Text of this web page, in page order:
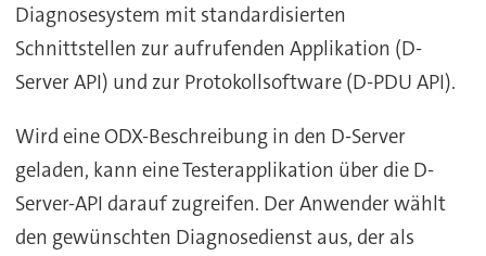
Diagnosesystem mit standardisierten
Schnittstellen zur aufrufenden Applikation (D-
Server API) und zur Protokollsoftware (D-PDU API).
Wird eine ODX-Beschreibung in den D-Server
geladen, kann eine Testerapplikation über die D-
Server-API darauf zugreifen. Der Anwender wählt
den gewünschten Diagnosedienst aus, der als